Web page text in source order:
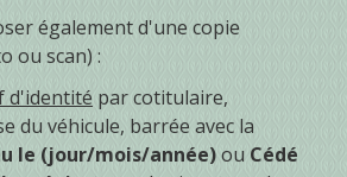
également d'une copie
ou scan) :
d'identité par cotitulaire,
du véhicule, barrée avec la
le (jour/mois/année)ou Cédé